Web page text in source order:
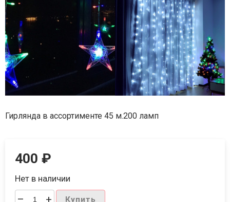
Гирлянда в ассортименте 45 м.200 ламп
400₽
Нет в наличии
– + Купить